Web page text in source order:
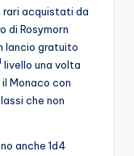
rari acquistati da
di Rosymorn
lancio gratuito
livello una volta
Monaco con
che non
anche 1d4